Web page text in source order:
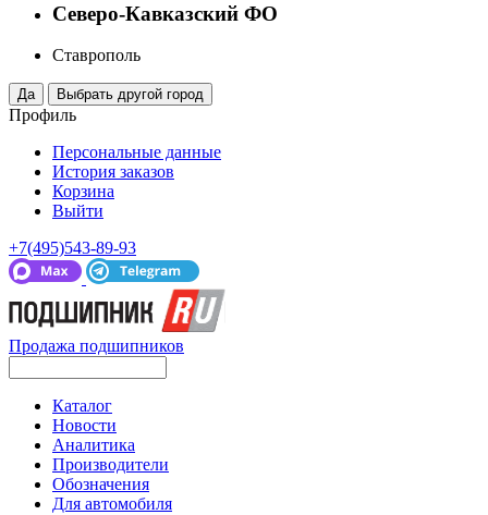
Северо-Кавказский ФО
Ставрополь
Профиль
Персональные данные
История заказов
Корзина
Выйти
+7(495)543-89-93
Продажа подшипников
Каталог
Новости
Аналитика
Производители
Обозначения
Для автомобиля